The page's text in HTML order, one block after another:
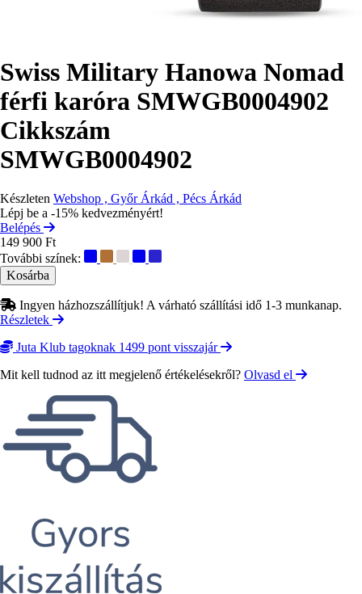
Swiss Military Hanowa Nomad
férfi karóra SMWGB0004902
Cikkszám
SMWGB0004902
Készleten Webshop , Győr Árkád , Pécs Árkád
Lépj be a -15% kedvezményért!
Belépés
149 900 Ft
További színek:
Ingyen házhozszállítjuk! A várható szállítási idő 1-3 munkanap.
Részletek
Juta Klub tagoknak 1499 pont visszajár
Mit kell tudnod az itt megjelenő értékelésekről? Olvasd el